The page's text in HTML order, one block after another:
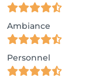
Ambiance
Personnel